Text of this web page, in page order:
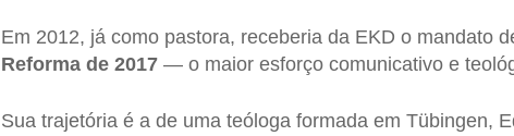
Em 2012, já como pastora, receberia da EKD o mandato
Reforma de 2017— o maior esforço comunicativo e
Sua trajetória é a de uma teóloga formada em Tübingen,